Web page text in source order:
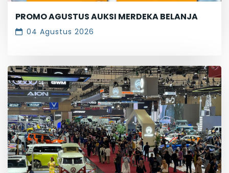
PROMO AGUSTUS AUKSI MERDEKA BELANJA
04 Agustus 2026